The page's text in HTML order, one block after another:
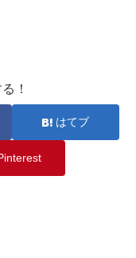
！
はてブ